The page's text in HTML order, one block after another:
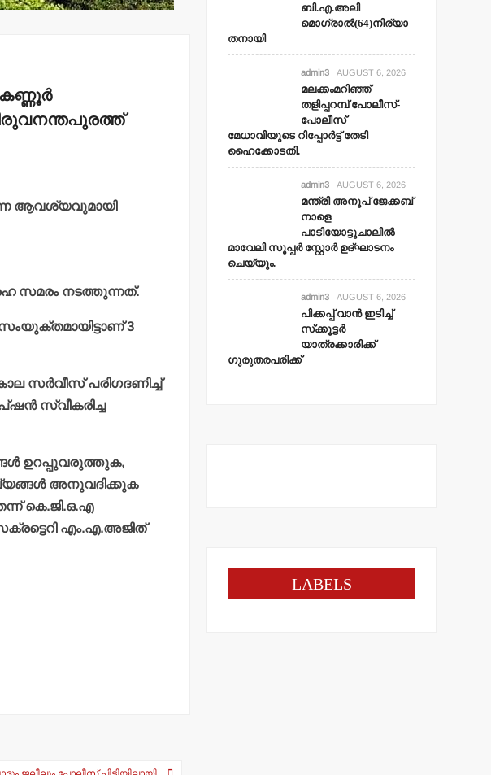
ആവശ്യവുമായി
സമരം നടത്തുന്നത്.
3
സര്‍വീസ് പരിഗദണിച്ച്
സ്വീകരിച്ച
ഉറപ്പുവരുത്തുക,
അനുവദിക്കുക
കെ.ജി.ഒ.എ
എം.എ.അജിത്
ബി.എ.അലി
മൊഗ്രാല്‍(64)നിര്യാ
തനായി
admin3 AUGUST 6, 2026
മലക്കംമറിഞ്ഞ്
തളിപ്പറമ്പ് പോലീസ്-
പോലീസ്
മേധാവിയുടെ റിപ്പോര്‍ട്ട് തേടി
ഹൈക്കോടതി.
admin3 AUGUST 6, 2026
മന്ത്രി അനൂപ് ജേക്കബ്
നാളെ
പാടിയോട്ടുചാലില്‍
മാവേലി സൂപ്പര്‍ സ്റ്റോര്‍ ഉദ്ഘാടനം
ചെയ്യും.
admin3 AUGUST 6, 2026
പിക്കപ്പ് വാന്‍ ഇടിച്ച്
സ്‌ക്കൂട്ടര്‍
യാത്രക്കാരിക്ക്
ഗുരുതരപരിക്ക്
LABELS